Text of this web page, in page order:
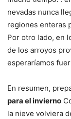
nevadas nunca
regiones enteras
Por otro lado, en
de los arroyos
esperaríamos
En resumen,
para el invierno
la nieve volviera